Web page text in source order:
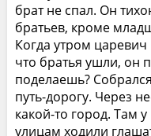
брат не спал. Он
братьев, кроме
Когда утром
что братья ушли, он
поделаешь?
путь-дорогу. Через
какой-то город. Там
улицам ходили